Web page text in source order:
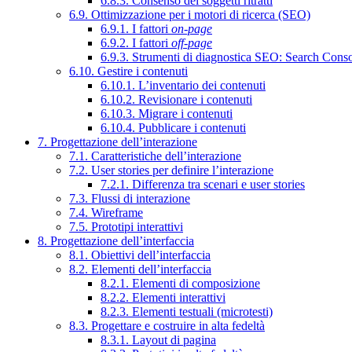
6.9. Ottimizzazione per i motori di ricerca (SEO)
6.9.1. I fattori on-page
6.9.2. I fattori off-page
6.9.3. Strumenti di diagnostica SEO: Search
6.10. Gestire i contenuti
6.10.1. L’inventario dei contenuti
6.10.2. Revisionare i contenuti
6.10.3. Migrare i contenuti
6.10.4. Pubblicare i contenuti
7. Progettazione dell’interazione
7.1. Caratteristiche dell’interazione
7.2. User stories per definire l’interazione
7.2.1. Differenza tra scenari e user stories
7.3. Flussi di interazione
7.4. Wireframe
7.5. Prototipi interattivi
8. Progettazione dell’interfaccia
8.1. Obiettivi dell’interfaccia
8.2. Elementi dell’interfaccia
8.2.1. Elementi di composizione
8.2.2. Elementi interattivi
8.2.3. Elementi testuali (microtesti)
8.3. Progettare e costruire in alta fedeltà
8.3.1. Layout di pagina